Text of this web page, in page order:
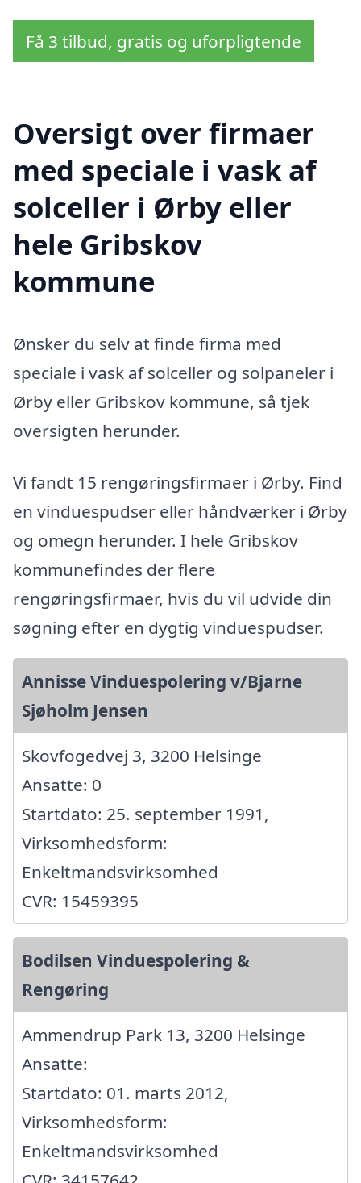
Få 3 tilbud, gratis og uforpligtende
Oversigt over firmaer
med speciale i vask af
solceller i Ørby eller
hele Gribskov
kommune
Ønsker du selv at finde firma med
speciale i vask af solceller og solpaneler i
Ørby eller Gribskov kommune, så tjek
oversigten herunder.
Vi fandt 15 rengøringsfirmaer i Ørby. Find
en vinduespudser eller håndværker i Ørby
og omegn herunder. I hele Gribskov
kommunefindes der flere
rengøringsfirmaer, hvis du vil udvide din
søgning efter en dygtig vinduespudser.
Annisse Vinduespolering v/Bjarne
Sjøholm Jensen
Skovfogedvej 3, 3200 Helsinge
Ansatte: 0
Startdato: 25. september 1991,
Virksomhedsform:
Enkeltmandsvirksomhed
CVR: 15459395
Bodilsen Vinduespolering &
Rengøring
Ammendrup Park 13, 3200 Helsinge
Ansatte:
Startdato: 01. marts 2012,
Virksomhedsform:
Enkeltmandsvirksomhed